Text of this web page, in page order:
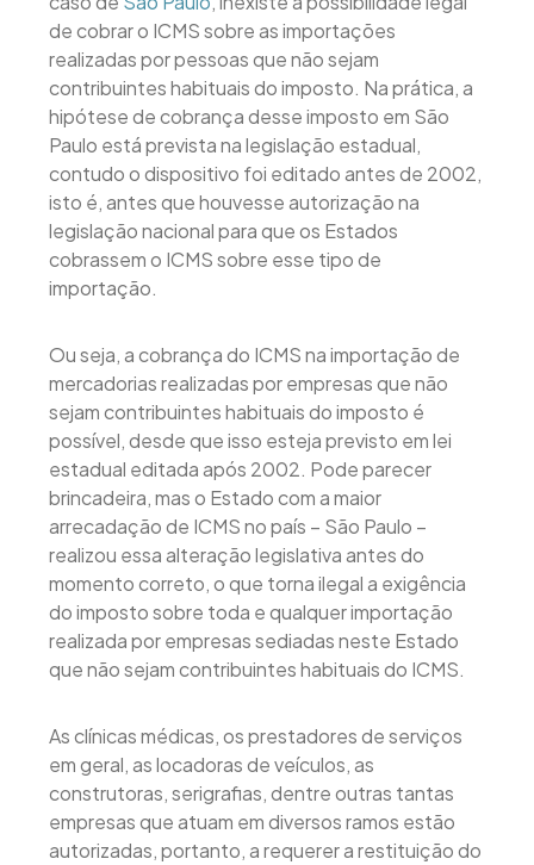
de cobrar o ICMS sobre as importações
realizadas por pessoas que não sejam
contribuintes habituais do imposto. Na prática, a
hipótese de cobrança desse imposto em São
Paulo está prevista na legislação estadual,
contudo o dispositivo foi editado antes de 2002,
isto é, antes que houvesse autorização na
legislação nacional para que os Estados
cobrassem o ICMS sobre esse tipo de
importação.
Ou seja, a cobrança do ICMS na importação de
mercadorias realizadas por empresas que não
sejam contribuintes habituais do imposto é
possível, desde que isso esteja previsto em lei
estadual editada após 2002. Pode parecer
brincadeira, mas o Estado com a maior
arrecadação de ICMS no país – São Paulo –
realizou essa alteração legislativa antes do
momento correto, o que torna ilegal a exigência
do imposto sobre toda e qualquer importação
realizada por empresas sediadas neste Estado
que não sejam contribuintes habituais do ICMS.
As clínicas médicas, os prestadores de serviços
em geral, as locadoras de veículos, as
construtoras, serigrafias, dentre outras tantas
empresas que atuam em diversos ramos estão
autorizadas, portanto, a requerer a restituição do